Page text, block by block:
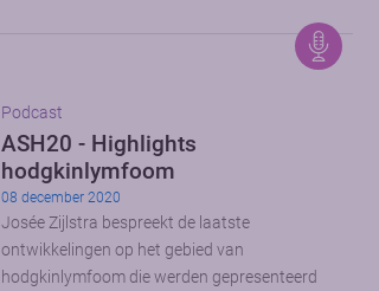
Podcast
ASH20 - Highlights
hodgkinlymfoom
08 december 2020
Josée Zijlstra bespreekt de laatste
ontwikkelingen op het gebied van
hodgkinlymfoom die werden gepresenteerd